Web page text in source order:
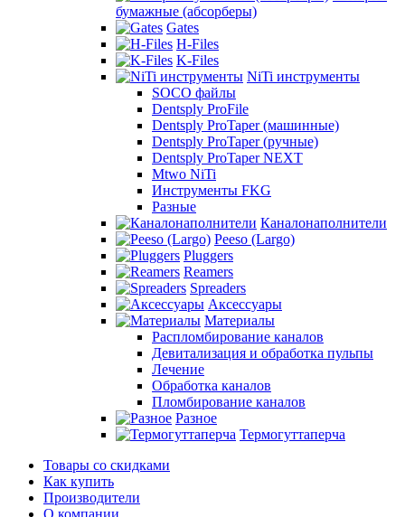
бумажные (абсорберы)
Gates
H-Files
K-Files
NiTi инструменты
SOCO файлы
Dentsply ProFile
Dentsply ProTaper (машинные)
Dentsply ProTaper (ручные)
Dentsply ProTaper NEXT
Mtwo NiTi
Инструменты FKG
Разные
Каналонаполнители
Peeso (Largo)
Pluggers
Reamers
Spreaders
Аксессуары
Материалы
Распломбирование каналов
Девитализация и обработка пульпы
Лечение
Обработка каналов
Пломбирование каналов
Разное
Термогуттаперча
Товары со скидками
Как купить
Производители
О компании